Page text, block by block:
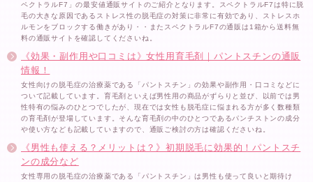
ペクトラルF7」の最安値通販サイトのご紹介となります。スペクトラルF7は特に脱
毛の大きな原因であるストレス性の脱毛症の対策に非常に有効であり、ストレスホ
ルモンをブロックする働きがあり・・またスペクトラルF7の通販は1箱から送料無
料の通販サイトを確認してくださいね。
《効果・副作用や口コミは》女性用育毛剤｜パントスチンの通販
情報！
女性向けの脱毛症の治療薬である「パントスチン」の効果や副作用・口コミなどに
ついて記載しています。育毛剤といえば男性用の商品がずらりと並び、以前では男
性特有の悩みのひとつでしたが、現在では女性も脱毛症に悩まれる方が多く数種類
の育毛剤が登場しています。そんな育毛剤の中のひとつであるパンチストンの成分
や使い方なども記載していますので、通販ご検討の方は確認くださいね。
《男性も使える？メリットは？》初期脱毛に効果的！パントスチ
ンの成分など
女性専用の脱毛症の治療薬である「パントスチン」は男性も使って良いと期待け